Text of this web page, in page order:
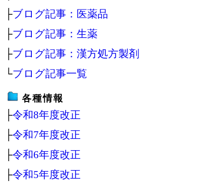
├ブログ記事：医薬品
├ブログ記事：生薬
├ブログ記事：漢方処方製剤
└ブログ記事一覧
各種情報
├令和8年度改正
├令和7年度改正
├令和6年度改正
├令和5年度改正